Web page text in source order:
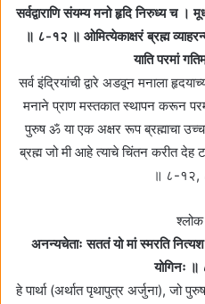
सर्वद्वाराणि संयम्य मनो हृदि निरुध्य च ।
॥ ८-१२ ॥ ओमित्येकाक्षरं ब्रह्म
याति परमां
सर्व इंद्रियांची द्वारे अडवून मनाला
मनाने प्राण मस्तकात स्थापन करून
पुरुष ॐ या एक अक्षर रूप ब्रह्माचा
ब्रह्म जो मी आहे त्याचे चिंतन करीत देह
॥ ८-१२,
अनन्यचेताः सततं यो मां स्मरति
योगिनः
हे पार्था (अर्थात पृथापुत्र अर्जुना), जो